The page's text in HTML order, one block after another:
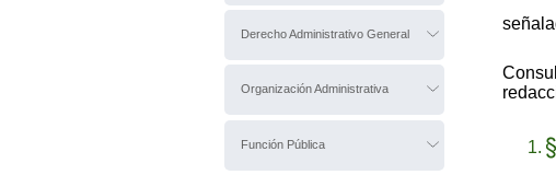
Derecho Administrativo General
Organización Administrativa
Función Pública